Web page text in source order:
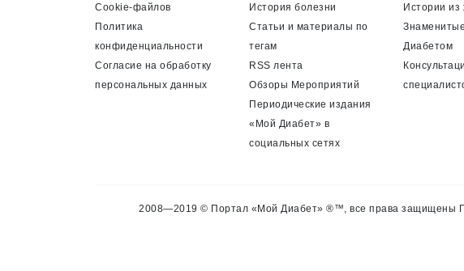
Cookie-файлов
Политика
конфиденциальности
Согласие на обработку
персональных данных
История болезни
Статьи и материалы по
тегам
RSS лента
Обзоры Мероприятий
Периодические издания
«Мой Диабет» в
социальных сетях
Истории из
Диабетом
2008—2019 © Портал «Мой Диабет» ®™, все права защищены